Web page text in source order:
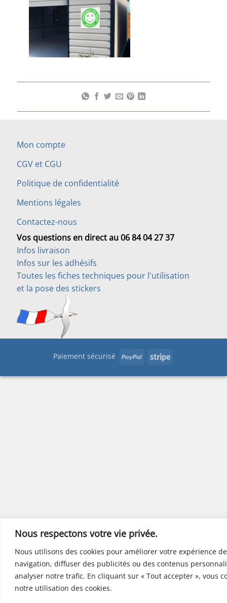
Nous respectons votre vie privée.
Nous utilisons des cookies pour améliorer votre expérience de
navigation, diffuser des publicités ou des contenus
analyser notre trafic. En cliquant sur « Tout accepter », vous
notre utilisation des cookies.
Mon compte
CGV et CGU
Politique de confidentialité
Mentions légales
Contactez-nous
Vos questions en direct au 06 84 04 27 37
Infos livraison
Infos sur les adhésifs
Toutes les fiches techniques pour l'utilisation
et la pose des stickers
Paiement sécurisé PayPal Stripe